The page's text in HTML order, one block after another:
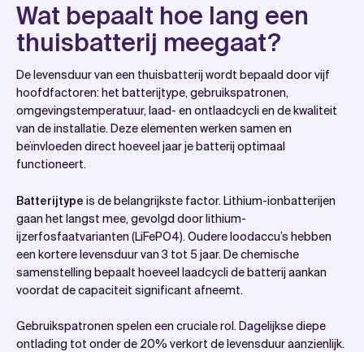
Hoe Wattslimmer helpt met de levensduur van je
thuisbatterij
Wat bepaalt hoe lang een
thuisbatterij meegaat?
De levensduur van een thuisbatterij wordt bepaald door vijf
hoofdfactoren: het batterijtype, gebruikspatronen,
omgevingstemperatuur, laad- en ontlaadcycli en de kwaliteit
van de installatie. Deze elementen werken samen en
beïnvloeden direct hoeveel jaar je batterij optimaal
functioneert.
Batterijtype is de belangrijkste factor. Lithium-ionbatterijen
gaan het langst mee, gevolgd door lithium-
ijzerfosfaatvarianten (LiFePO4). Oudere loodaccu’s hebben
een kortere levensduur van 3 tot 5 jaar. De chemische
samenstelling bepaalt hoeveel laadcycli de batterij aankan
voordat de capaciteit significant afneemt.
Gebruikspatronen spelen een cruciale rol. Dagelijkse diepe
ontlading tot onder de 20% verkort de levensduur aanzienlijk.